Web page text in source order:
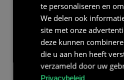
te personaliseren en
We delen ook
site met onze
deze kunnen
die u aan hen heeft
verzameld door uw
Privacybeleid